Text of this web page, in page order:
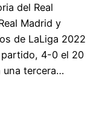
del Real
Madrid y
de LaLiga 2022
4-0 el 20
una tercera…